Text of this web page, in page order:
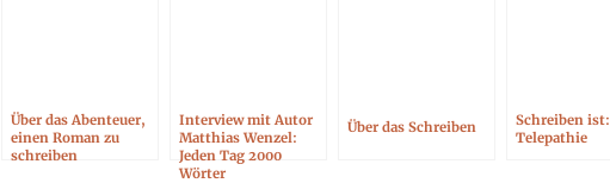
Über das Abenteuer,
einen Roman zu
schreiben
Interview mit Autor
Matthias Wenzel:
Jeden Tag 2000
Wörter
Über das Schreiben
Schreiben ist:
Telepathie